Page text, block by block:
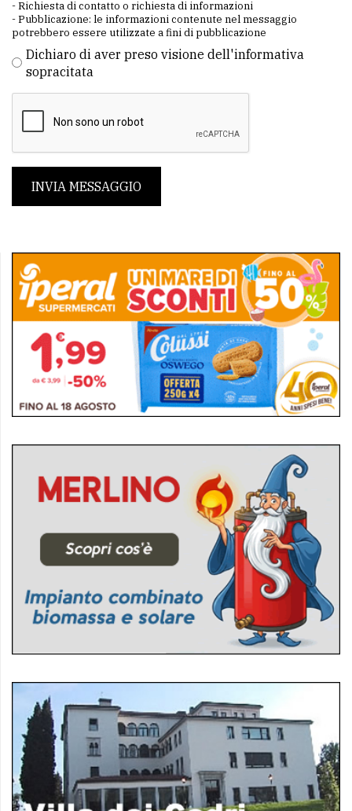
- Richiesta di contatto o richiesta di informazioni
- Pubblicazione: le informazioni contenute nel messaggio
potrebbero essere utilizzate a fini di pubblicazione
Dichiaro di aver preso visione dell'informativa
sopracitata
INVIA MESSAGGIO